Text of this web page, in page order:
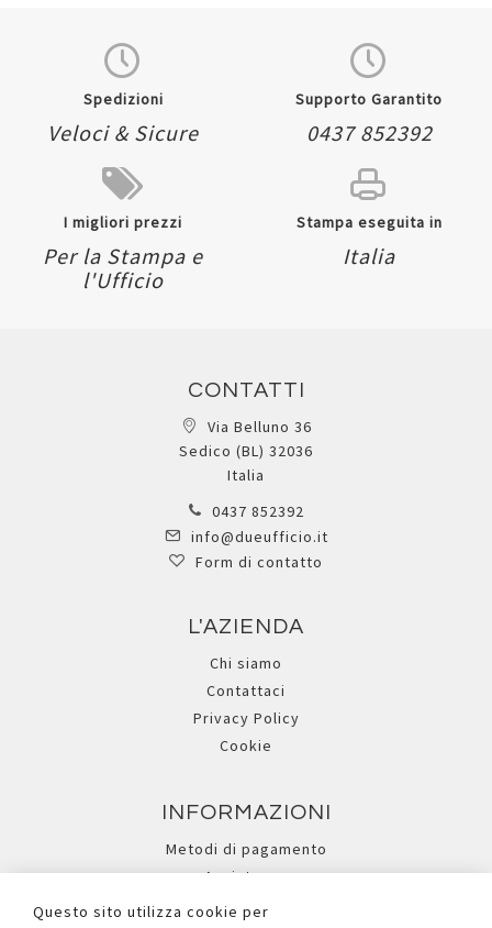
Spedizioni
Veloci & Sicure
Supporto Garantito
0437 852392
I migliori prezzi
Per la Stampa e
l'Ufficio
Stampa eseguita in
Italia
CONTATTI
Via Belluno 36
Sedico (BL) 32036
Italia
0437 852392
info@dueufficio.it
Form di contatto
L'AZIENDA
Chi siamo
Contattaci
Privacy Policy
Cookie
INFORMAZIONI
Metodi di pagamento
Assistenza
Ricerca avanzata
Questo sito utilizza cookie per